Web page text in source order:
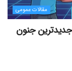
مقالات عمومی
جنون